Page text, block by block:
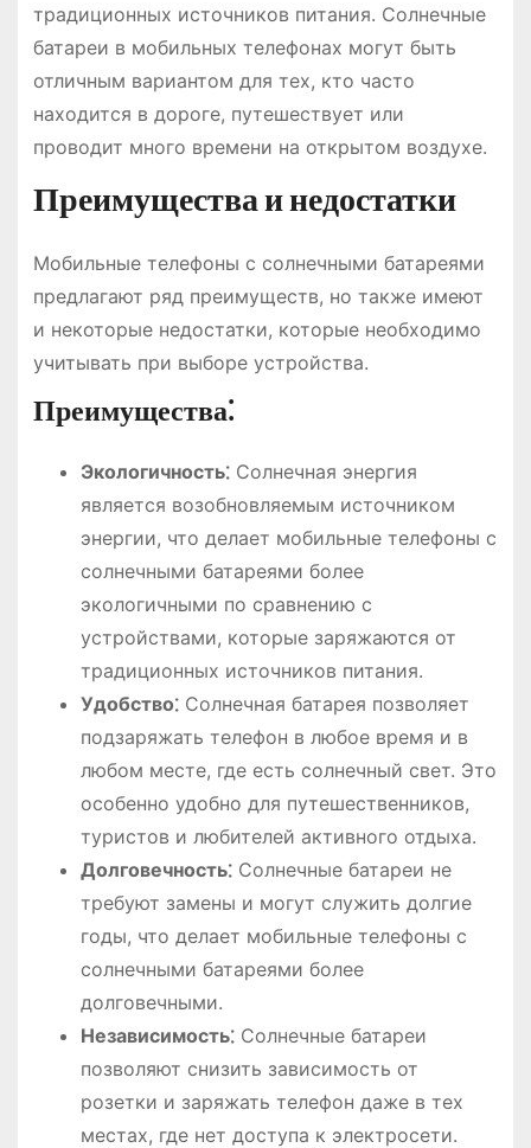
традиционных источников питания. Солнечные
батареи в мобильных телефонах могут быть
отличным вариантом для тех, кто часто
находится в дороге, путешествует или
проводит много времени на открытом воздухе.
Преимущества и недостатки
Мобильные телефоны с солнечными батареями
предлагают ряд преимуществ, но также имеют
и некоторые недостатки, которые необходимо
учитывать при выборе устройства.
Преимущества⁚
Экологичность⁚Солнечная энергия
является возобновляемым источником
энергии, что делает мобильные телефоны с
солнечными батареями более
экологичными по сравнению с
устройствами, которые заряжаются от
традиционных источников питания.
Удобство⁚Солнечная батарея позволяет
подзаряжать телефон в любое время и в
любом месте, где есть солнечный свет. Это
особенно удобно для путешественников,
туристов и любителей активного отдыха.
Долговечность⁚Солнечные батареи не
требуют замены и могут служить долгие
годы, что делает мобильные телефоны с
солнечными батареями более
долговечными.
Независимость⁚Солнечные батареи
позволяют снизить зависимость от
розетки и заряжать телефон даже в тех
местах, где нет доступа к электросети.